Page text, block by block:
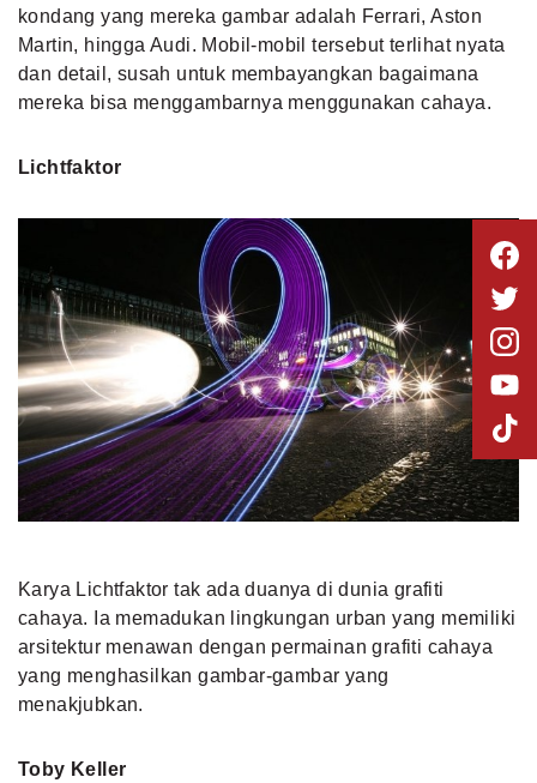
kondang yang mereka gambar adalah Ferrari, Aston
Martin, hingga Audi. Mobil-mobil tersebut terlihat nyata
dan detail, susah untuk membayangkan bagaimana
mereka bisa menggambarnya menggunakan cahaya.
Lichtfaktor
Karya Lichtfaktor tak ada duanya di dunia grafiti
cahaya. Ia memadukan lingkungan urban yang memiliki
arsitektur menawan dengan permainan grafiti cahaya
yang menghasilkan gambar-gambar yang
menakjubkan.
Toby Keller